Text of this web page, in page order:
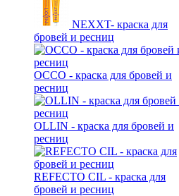
NEXXT- краска для
бровей и ресниц
OCCO - краска для бровей и
ресниц
OLLIN - краска для бровей и
ресниц
REFECTO CIL - краска для
бровей и ресниц